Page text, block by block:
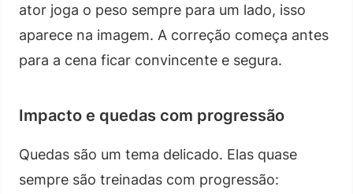
ator joga o peso sempre para um lado, isso
aparece na imagem. A correção começa antes
para a cena ficar convincente e segura.
Impacto e quedas com progressão
Quedas são um tema delicado. Elas quase
sempre são treinadas com progressão: